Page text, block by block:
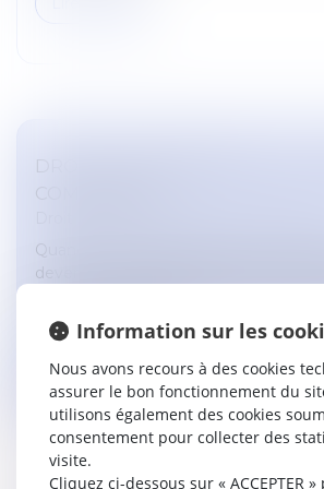
DROIT DE PRÉFÉRENCE DU
COMMERCIAL
Quand et comment imposer à son
devenir le propriétaire des lieux loués ?
commercial d’impo...
Lire la suite
Information sur les
Nous avons recours à des cookies
assurer le bon fonctionnement du
utilisons également des cookies
consentement pour collecter des
visite.
Cliquez ci-dessous sur « ACCEPTER